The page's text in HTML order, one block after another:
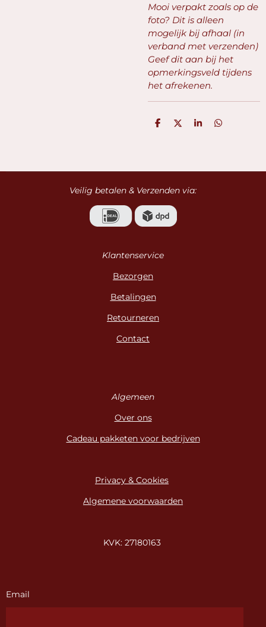
Mooi verpakt zoals op de
foto? Dit is alleen
mogelijk bij afhaal (in
verband met verzenden)
Geef dit aan bij het
opmerkingsveld tijdens
het afrekenen.
D
D
S
D
Veilig betalen & Verzenden via:
Klantenservice
Bezorgen
Betalingen
Retourneren
Contact
Algemeen
Over ons
Cadeau pakketen voor bedrijven
Privacy & Cookies
Algemene voorwaarden
KVK: 27180163
Email